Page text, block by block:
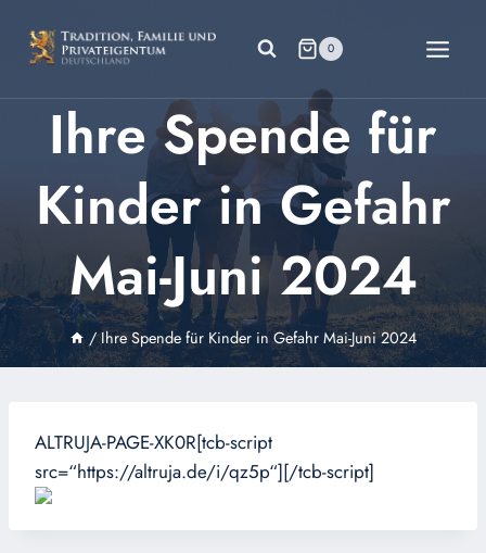
Inhalt
springen
0
Ihre Spende für
Kinder in Gefahr
Mai-Juni 2024
/ Ihre Spende für Kinder in Gefahr Mai-Juni 2024
ALTRUJA-PAGE-XK0R[tcb-script
src=“https://altruja.de/i/qz5p“][/tcb-script]